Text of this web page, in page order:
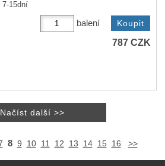
7-15dní
balení
787CZK
8 9 10 11 12 13 14 15 16 >>